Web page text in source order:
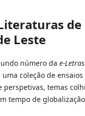
Leste
número da e-
uma coleção de
perspetivas, temas
tempo de